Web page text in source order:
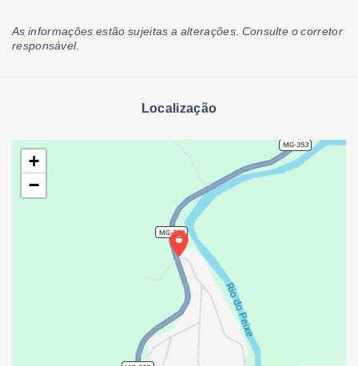
As informações estão sujeitas a alterações. Consulte o corretor
responsável.
Localização
+
−